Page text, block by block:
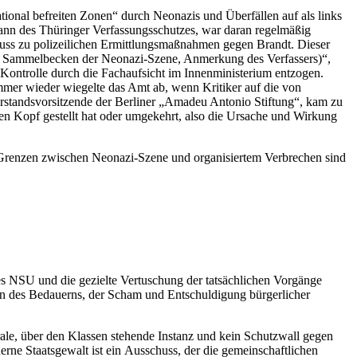
befreiten Zonen“ durch Neonazis und Überfällen auf als links
des Thüringer Verfassungsschutzes, war daran regelmäßig
zu polizeilichen Ermittlungsmaßnahmen gegen Brandt. Dieser
der Neonazi-Szene, Anmerkung des Verfassers)“,
durch die Fachaufsicht im Innenministerium entzogen.
wieder wiegelte das Amt ab, wenn Kritiker auf die von
der Berliner „Amadeu Antonio Stiftung“, kam zu
Kopf gestellt hat oder umgekehrt, also die Ursache und Wirkung
zwischen Neonazi-Szene und organisiertem Verbrechen sind
und die gezielte Vertuschung der tatsächlichen Vorgänge
des Bedauerns, der Scham und Entschuldigung bürgerlicher
über den Klassen stehende Instanz und kein Schutzwall gegen
Staatsgewalt ist ein Ausschuss, der die gemeinschaftlichen